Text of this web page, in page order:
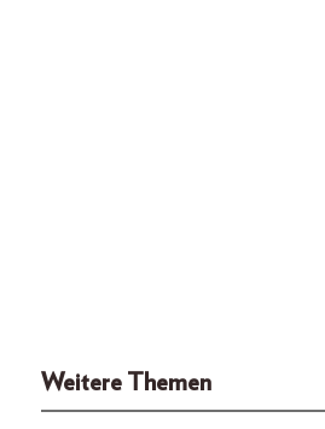
Weitere Themen